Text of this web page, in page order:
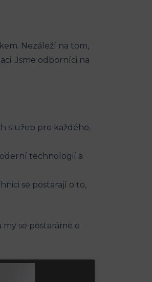
Nezáleží na tom,
Jsme odborníci na
služeb pro každého,
technologií a
se postarají o to,
se postaráme o